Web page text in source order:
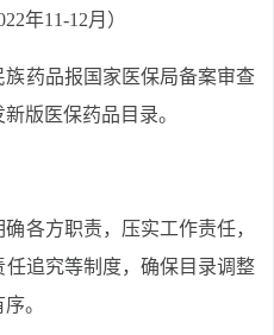
年11-1 2月）
药品报国家医保局备案审查
版医保药品目录。
确各方职责，压实工作责任，
追究等制度，确保目录调整
。